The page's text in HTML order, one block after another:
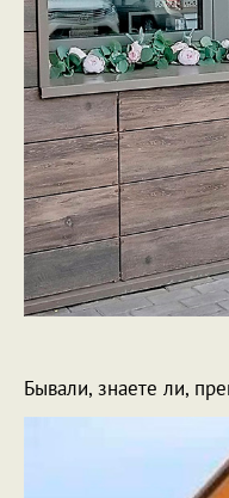
Бывали, знаете ли,